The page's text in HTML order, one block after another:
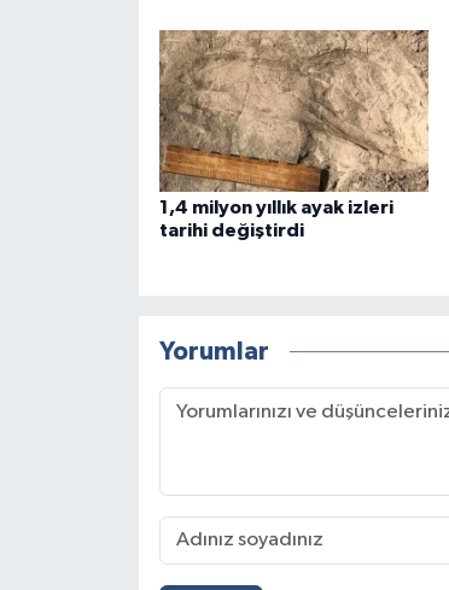
1,4 milyon yıllık ayak izleri
tarihi değiştirdi
Yorumlar